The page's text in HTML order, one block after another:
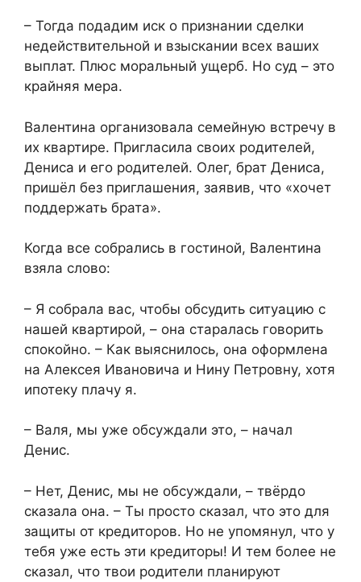
– Тогда подадим иск о признании сделки
недействительной и взыскании всех ваших
выплат. Плюс моральный ущерб. Но суд – это
крайняя мера.
Валентина организовала семейную встречу в
их квартире. Пригласила своих родителей,
Дениса и его родителей. Олег, брат Дениса,
пришёл без приглашения, заявив, что «хочет
поддержать брата».
Когда все собрались в гостиной, Валентина
взяла слово:
– Я собрала вас, чтобы обсудить ситуацию с
нашей квартирой, – она старалась говорить
спокойно. – Как выяснилось, она оформлена
на Алексея Ивановича и Нину Петровну, хотя
ипотеку плачу я.
– Валя, мы уже обсуждали это, – начал
Денис.
– Нет, Денис, мы не обсуждали, – твёрдо
сказала она. – Ты просто сказал, что это для
защиты от кредиторов. Но не упомянул, что у
тебя уже есть эти кредиторы! И тем более не
сказал, что твои родители планируют